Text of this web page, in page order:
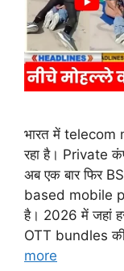
भारत में telecom
रहा है। Private
अब एक बार फिर
based mobile
है। 2026 में जहां
OTT bundles
more